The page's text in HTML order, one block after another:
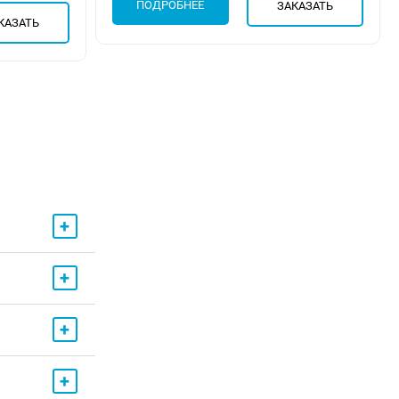
ПОДРОБНЕЕ ЗАКАЗАТЬ
+
+
+
+